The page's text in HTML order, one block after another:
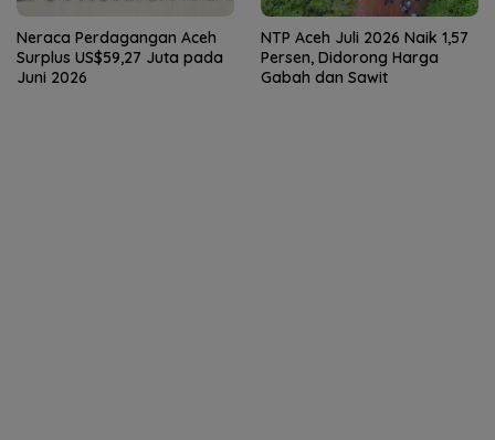
Neraca Perdagangan Aceh
Surplus US$59,27 Juta pada
Juni 2026
NTP Aceh Juli 2026 Naik 1,57
Persen, Didorong Harga
Gabah dan Sawit